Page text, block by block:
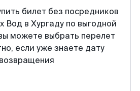
билет без посредников
Вод в Хургаду по выгодной
можете выбрать перелет
если уже знаете дату
возвращения